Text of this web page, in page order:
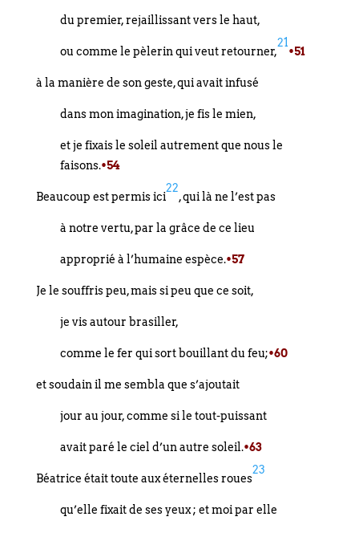
du premier, rejaillissant vers le haut,
ou comme le pèlerin qui veut retourner,
21
•51
à la manière de son geste, qui avait infusé
dans mon imagination, je fis le mien,
et je fixais le soleil autrement que nous le
faisons.•54
Beaucoup est permis ici
22
, qui là ne l’est pas
à notre vertu, par la grâce de ce lieu
approprié à l’humaine espèce.•57
Je le souffris peu, mais si peu que ce soit,
je vis autour brasiller,
comme le fer qui sort bouillant du feu;•60
et soudain il me sembla que s’ajoutait
jour au jour, comme si le tout-puissant
avait paré le ciel d’un autre soleil.•63
Béatrice était toute aux éternelles roues
23
qu’elle fixait de ses yeux ; et moi par elle